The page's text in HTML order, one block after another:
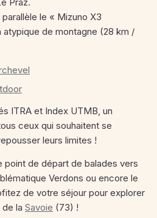
le « Mizuno X3
atypique de montagne (28 km /
ITRA et Index UTMB, un
ceux qui souhaitent se
leurs limites !
point de départ de balades vers
Verdons ou encore le
de votre séjour pour explorer
la Savoie (73) !